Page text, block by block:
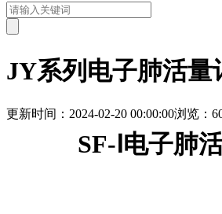
JY系列电子肺活量
更新时间：2024-02-20 00:00:00浏览：
SF- Ⅰ电子肺